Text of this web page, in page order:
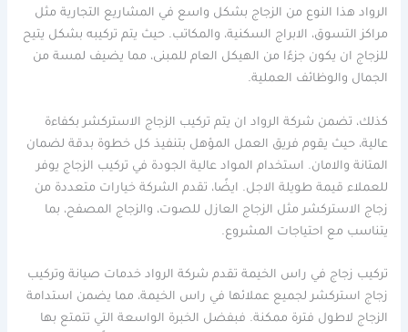
الرواد هذا النوع من الزجاج بشكل واسع في المشاريع التجارية مثل
مراكز التسوق، الابراج السكنية، والمكاتب. حيث يتم تركيبه بشكل يتيح
للزجاج ان يكون جزءًا من الهيكل العام للمبنى، مما يضيف لمسة من
الجمال والوظائف العملية.
كذلك، تضمن شركة الرواد ان يتم تركيب الزجاج الاستركشر بكفاءة
عالية، حيث يقوم فريق العمل المؤهل بتنفيذ كل خطوة بدقة لضمان
المتانة والامان. استخدام المواد عالية الجودة في تركيب الزجاج يوفر
للعملاء قيمة طويلة الاجل. ايضًا، تقدم الشركة خيارات متعددة من
زجاج الاستركشر مثل الزجاج العازل للصوت، والزجاج المصفح، بما
يتناسب مع احتياجات المشروع.
تركيب زجاج في راس الخيمة تقدم شركة الرواد خدمات صيانة وتركيب
زجاج استركشر لجميع عملائها في راس الخيمة، مما يضمن استدامة
الزجاج لاطول فترة ممكنة. فبفضل الخبرة الواسعة التي تتمتع بها